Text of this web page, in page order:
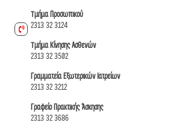
Τμήμα Προσωπικού
2313 32 3124
Τμήμα Κίνησης Ασθενών
2313 32 3502
Γραμματεία Εξωτερικών Ιατρείων
2313 32 3212
Γραφείο Πρακτικής Άσκησης
2313 32 3686